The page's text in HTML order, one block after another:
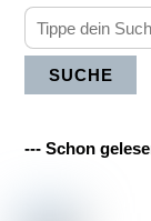
SUCHE
--- Schon